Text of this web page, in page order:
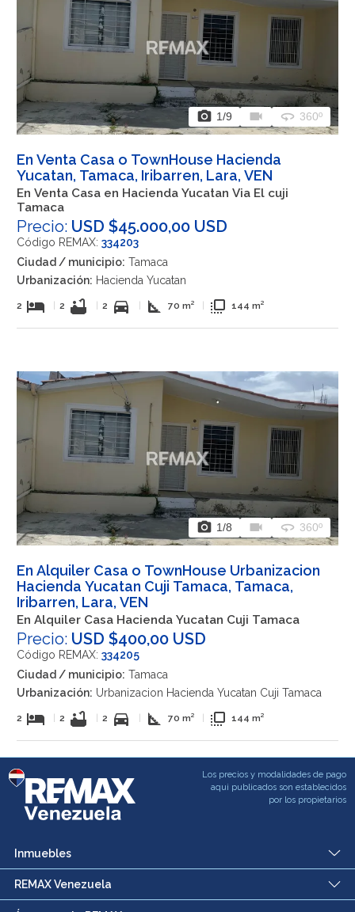
photo_camera 1/9 videocam 360 360º
En Venta Casa o TownHouse Hacienda
Yucatan, Tamaca, Iribarren, Lara, VEN
En Venta Casa en Hacienda Yucatan Via El cuji
Tamaca
Precio: USD $45.000,00 USD
Código REMAX: 334203
Ciudad / municipio: Tamaca
Urbanización: Hacienda Yucatan
2 hotel 2 bathtub 2 directions_car square_foot 70 m² flip_to_front 144 m²
photo_camera 1/8 videocam 360 360º
En Alquiler Casa o TownHouse Urbanizacion
Hacienda Yucatan Cuji Tamaca, Tamaca,
Iribarren, Lara, VEN
En Alquiler Casa Hacienda Yucatan Cuji Tamaca
Precio: USD $400,00 USD
Código REMAX: 334205
Ciudad / municipio: Tamaca
Urbanización: Urbanizacion Hacienda Yucatan Cuji Tamaca
2 hotel 2 bathtub 2 directions_car square_foot 70 m² flip_to_front 144 m²
Los precios y modalidades de pago
aqui publicados son establecidos
por los propietarios
Inmuebles
REMAX Venezuela